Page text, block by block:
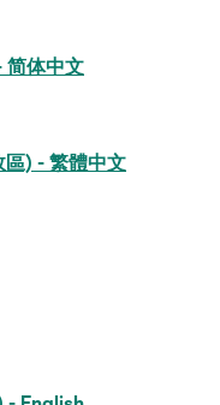
简体中文
) - 繁體中文